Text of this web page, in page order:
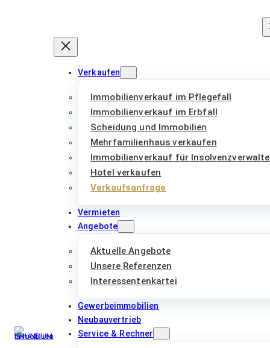
Verkaufen
Immobilienverkauf im Pflegefall
Immobilienverkauf im Erbfall
Scheidung und Immobilien
Mehrfamilienhaus verkaufen
Immobilienverkauf für
Hotel verkaufen
Verkaufsanfrage
Vermieten
Angebote
Aktuelle Angebote
Unsere Referenzen
Interessentenkartei
Gewerbeimmobilien
Neubauvertrieb
Service & Rechner